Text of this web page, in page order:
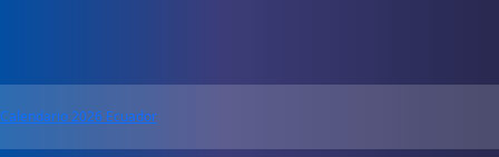
Calendario 2026 Ecuador